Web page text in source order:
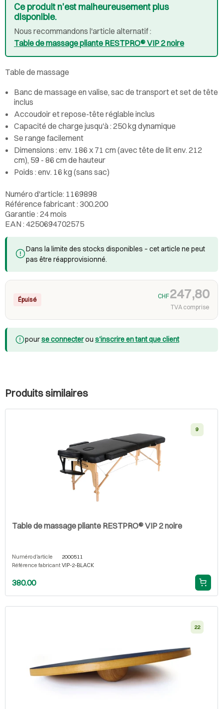
Ce produit n'est malheureusement plus
disponible.
Nous recommandons l'article alternatif :
Table de massage pliante RESTPRO® VIP 2 noire
Table de massage
Banc de massage en valise, sac de transport et set de tête
inclus
Accoudoir et repose-tête réglable inclus
Capacité de charge jusqu'à : 250 kg dynamique
Se range facilement
Dimensions : env. 186 x 71 cm (avec tête de lit env. 212
cm), 59 - 86 cm de hauteur
Poids : env. 16 kg (sans sac)
Numéro d'article: 1169898
Référence fabricant : 300.200
Garantie : 24 mois
EAN : 4250694702575
Dans la limite des stocks disponibles – cet article ne peut
pas être réapprovisionné.
Épuisé CHF247,80
TVA comprise
pourse connecterou s'inscrire en tant que client
Produits similaires
9
Table de massage pliante RESTPRO® VIP 2 noire
Numéro d'article
2000511
Référence fabricant VIP-2-BLACK
380.00
22